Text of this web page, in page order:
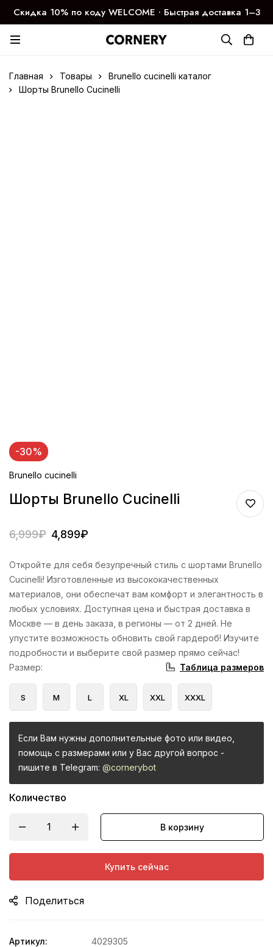
Скидка 10% по коду WELCOME ∙ Быстрая доставка 1–3
дня
Главная Товары
Brunello cucinelli каталог
Шорты Brunello Cucinelli
-30%
Brunello cucinelli
Шорты Brunello Cucinelli
6,999₽ 4,899₽
Откройте для себя безупречный стиль с шортами Brunello
Cucinelli! Изготовленные из высококачественных
материалов, они обеспечат вам комфорт и элегантность в
любых условиях. Доступная цена и быстрая доставка в
Москве — в день заказа, в регионы — от 2 дней. Не
упустите возможность обновить свой гардероб! Изучите
подробности и выберите свой размер прямо сейчас!
Размер: Таблица размеров
S M L XL XXL XXXL
Если Вам нужны дополнительные фото или видео,
помощь с размерами или у Вас другой вопрос -
пишите в Telegram: @cornerybot
Количество
В корзину
Купить сейчас
Поделиться
Артикул:
4029305